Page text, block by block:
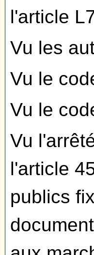
l'article
Vu les
Vu le
Vu le
Vu
l'article
publics